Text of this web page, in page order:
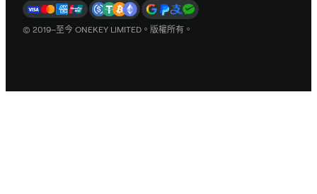
© 2019–至今 ONEKEY LIMITED。版權所有。